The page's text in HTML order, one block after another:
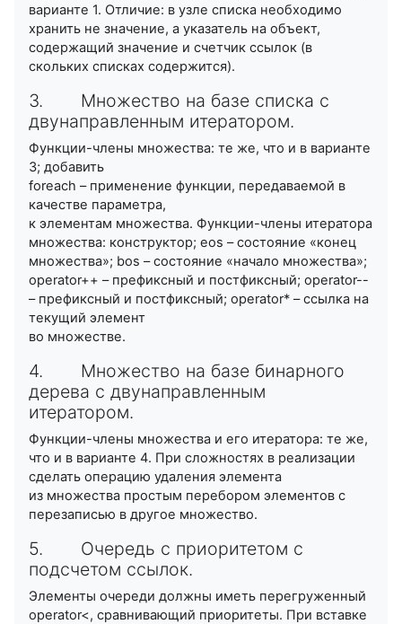
варианте 1. Отличие: в узле списка необходимо
хранить не значение, а указатель на объект,
содержащий значение и счетчик ссылок (в
скольких списках содержится).
3. Множество на базе списка с
двунаправленным итератором.
Функции-члены множества: те же, что и в варианте
3; добавить
foreach – применение функции, передаваемой в
качестве параметра,
к элементам множества. Функции-члены итератора
множества: конструктор; eos – состояние «конец
множества»; bos – состояние «начало множества»;
operator++ – префиксный и постфиксный; operator--
– префиксный и постфиксный; operator* – ссылка на
текущий элемент
во множестве.
4. Множество на базе бинарного
дерева с двунаправленным
итератором.
Функции-члены множества и его итератора: те же,
что и в варианте 4. При сложностях в реализации
сделать операцию удаления элемента
из множества простым перебором элементов с
перезаписью в другое множество.
5. Очередь с приоритетом с
подсчетом ссылок.
Элементы очереди должны иметь перегруженный
operator<, сравнивающий приоритеты. При вставке